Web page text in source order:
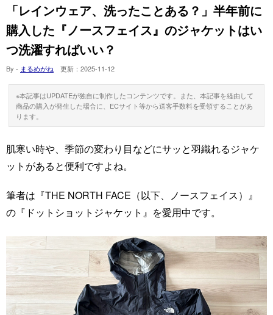
「レインウェア、洗ったことある？」半年前に
購入した『ノースフェイス』のジャケットはい
つ洗濯すればいい？
By - まるめがね 更新： 2025-11-12
※本記事はUPDATEが独自に制作したコンテンツです。また、本記事を経由して
商品の購入が発生した場合に、ECサイト等から送客手数料を受領することがあ
ります。
肌寒い時や、季節の変わり目などにサッと羽織れるジャケ
ットがあると便利ですよね。
筆者は『THE NORTH FACE（以下、ノースフェイス）』
の『ドットショットジャケット』を愛用中です。